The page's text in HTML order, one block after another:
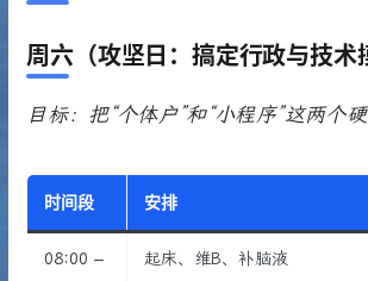
周六（攻坚日：搞定行政与技术
目标：把“个体户”和“小程序”这两个
时间段 安排
08:00 –
起床、维B、补脑液